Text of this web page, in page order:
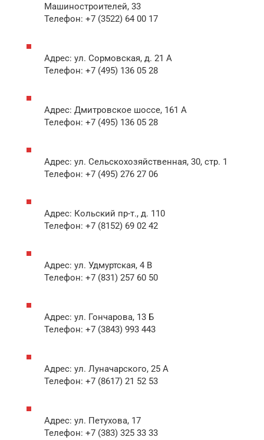
Машиностроителей, 33
Телефон: +7 (3522) 64 00 17
Адрес: ул. Сормовская, д. 21 А
Телефон: +7 (495) 136 05 28
Адрес: Дмитровское шоссе, 161 А
Телефон: +7 (495) 136 05 28
Адрес: ул. Сельскохозяйственная, 30, стр. 1
Телефон: +7 (495) 276 27 06
Адрес: Кольский пр-т., д. 110
Телефон: +7 (8152) 69 02 42
Адрес: ул. Удмуртская, 4 В
Телефон: +7 (831) 257 60 50
Адрес: ул. Гончарова, 13 Б
Телефон: +7 (3843) 993 443
Адрес: ул. Луначарского, 25 А
Телефон: +7 (8617) 21 52 53
Адрес: ул. Петухова, 17
Телефон: +7 (383) 325 33 33